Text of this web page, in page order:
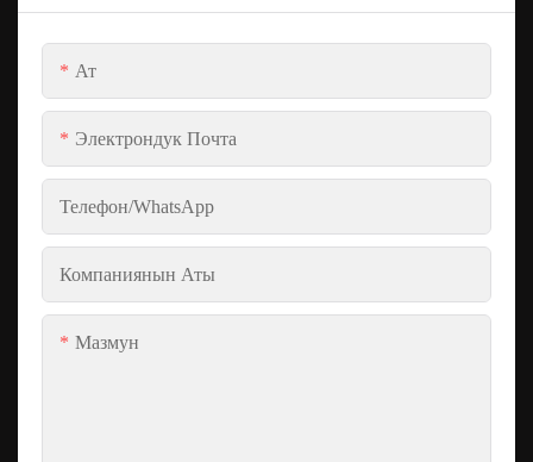
Ат
Электрондук Почта
Телефон/whatsApp
Компаниянын Аты
Мазмун